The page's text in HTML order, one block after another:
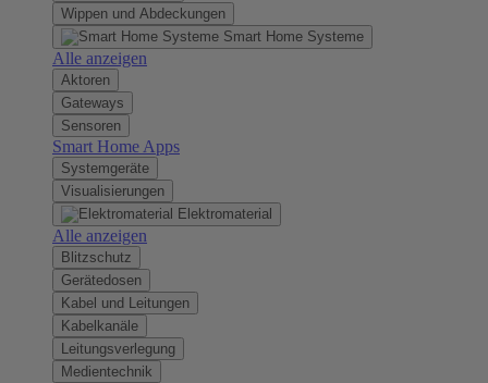
Wippen und Abdeckungen
Smart Home Systeme
Alle anzeigen
Aktoren
Gateways
Sensoren
Smart Home Apps
Systemgeräte
Visualisierungen
Elektromaterial
Alle anzeigen
Blitzschutz
Gerätedosen
Kabel und Leitungen
Kabelkanäle
Leitungsverlegung
Medientechnik